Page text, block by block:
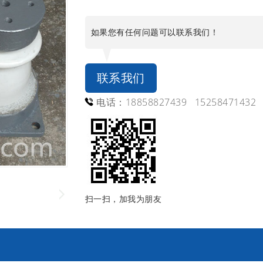
如果您有任何问题可以联系我们！
联系我们
电话：18858827439 15258471432
扫一扫，加我为朋友